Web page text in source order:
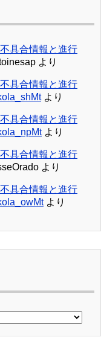
具合情報と進行
より
具合情報と進行
より
具合情報と進行
より
具合情報と進行
より
具合情報と進行
より